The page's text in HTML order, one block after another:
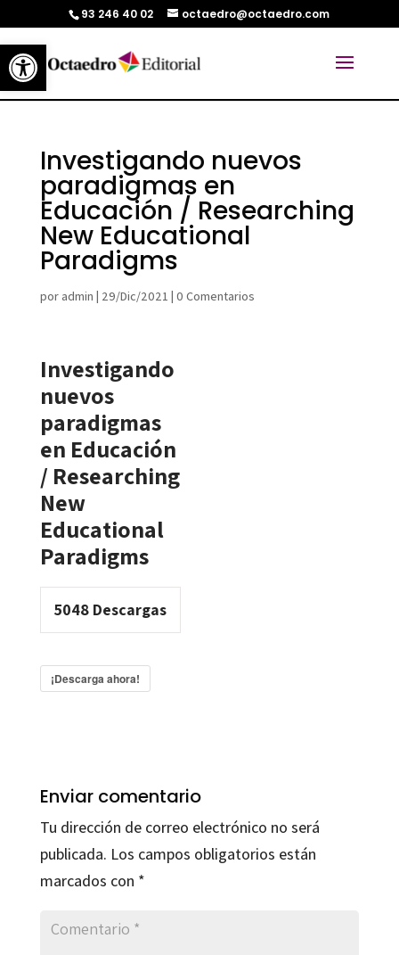
Abrir barra de herramientas
93 246 40 02 octaedro@octaedro.com
Investigando nuevos
paradigmas en
Educación / Researching
New Educational
Paradigms
por admin | 29/Dic/2021 | 0 Comentarios
Investigando
nuevos
paradigmas
en Educación
/ Researching
New
Educational
Paradigms
5048Descargas
¡Descarga ahora!
Enviar comentario
Tu dirección de correo electrónico no será
publicada. Los campos obligatorios están
marcados con *